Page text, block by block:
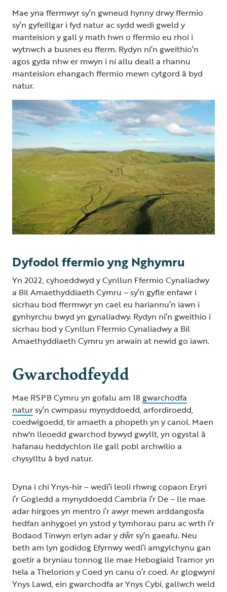
Mae yna ffermwyr sy’n gwneud hynny drwy ffermio
sy’n gyfeillgar i fyd natur ac sydd wedi gweld y
manteision y gall y math hwn o ffermio eu rhoi i
wytnwch a busnes eu fferm. Rydyn ni’n gweithio’n
agos gyda nhw er mwyn i ni allu deall a rhannu
manteision ehangach ffermio mewn cytgord â byd
natur.
Dyfodol ffermio yng Nghymru
Yn 2022, cyhoeddwyd y Cynllun Ffermio Cynaliadwy
a Bil Amaethyddiaeth Cymru – sy’n gyfle enfawr i
sicrhau bod ffermwyr yn cael eu hariannu’n iawn i
gynhyrchu bwyd yn gynaliadwy. Rydyn ni’n gweithio i
sicrhau bod y Cynllun Ffermio Cynaliadwy a Bil
Amaethyddiaeth Cymru yn arwain at newid go iawn.
Gwarchodfeydd
Mae RSPB Cymru yn gofalu am 18 gwarchodfa
natursy’n cwmpasu mynyddoedd, arfordiroedd,
coedwigoedd, tir amaeth a phopeth yn y canol. Maen
nhw'n lleoedd gwarchod bywyd gwyllt, yn ogystal â
hafanau heddychlon lle gall pobl archwilio a
chysylltu â byd natur.
Dyna i chi Ynys-hir – wedi’i leoli rhwng copaon Eryri
i’r Gogledd a mynyddoedd Cambria i’r De – lle mae
adar hirgoes yn mentro i’r awyr mewn arddangosfa
hedfan anhygoel yn ystod y tymhorau paru ac wrth i’r
Bodaod Tinwyn erlyn adar y dŵr sy’n gaeafu. Neu
beth am lyn godidog Efyrnwy wedi’i amgylchynu gan
goetir a bryniau tonnog lle mae Hebogiaid Tramor yn
hela a Thelorion y Coed yn canu o’r coed. Ar glogwyni
Ynys Lawd, ein gwarchodfa ar Ynys Cybi, gallwch weld